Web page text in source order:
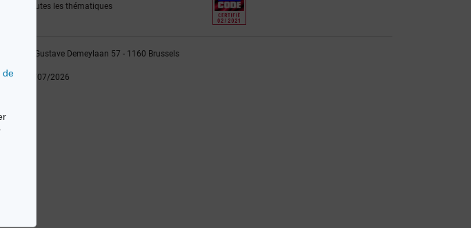
de
Toutes les thématiques
Avenue Gustave Demeylaan 57 - 1160 Brussels
jour: 22/07/2026